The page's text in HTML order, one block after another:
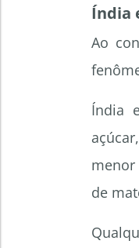
Índia
Ao
Índia
menor
de